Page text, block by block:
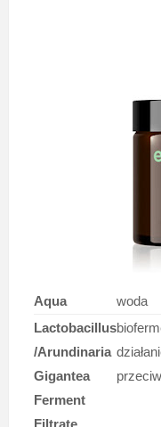
Aqua
woda
Lactobacillus
/Arundinaria
Gigantea
Ferment
Filtrate